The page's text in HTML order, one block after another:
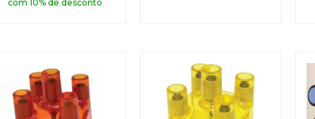
com 10% de desconto